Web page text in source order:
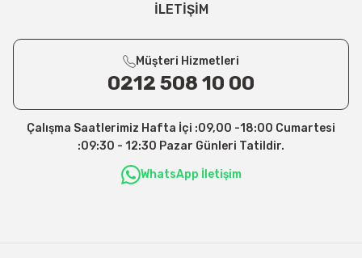
İLETİŞİM
Müşteri Hizmetleri
0212 508 10 00
Çalışma Saatlerimiz Hafta İçi :09,00 -18:00 Cumartesi
:09:30 - 12:30 Pazar Günleri Tatildir.
WhatsApp İletişim